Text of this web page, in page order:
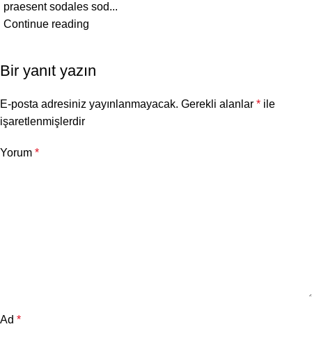
praesent sodales sod...
Continue reading
Bir yanıt yazın
E-posta adresiniz yayınlanmayacak. Gerekli alanlar * ile
işaretlenmişlerdir
Yorum *
Ad *